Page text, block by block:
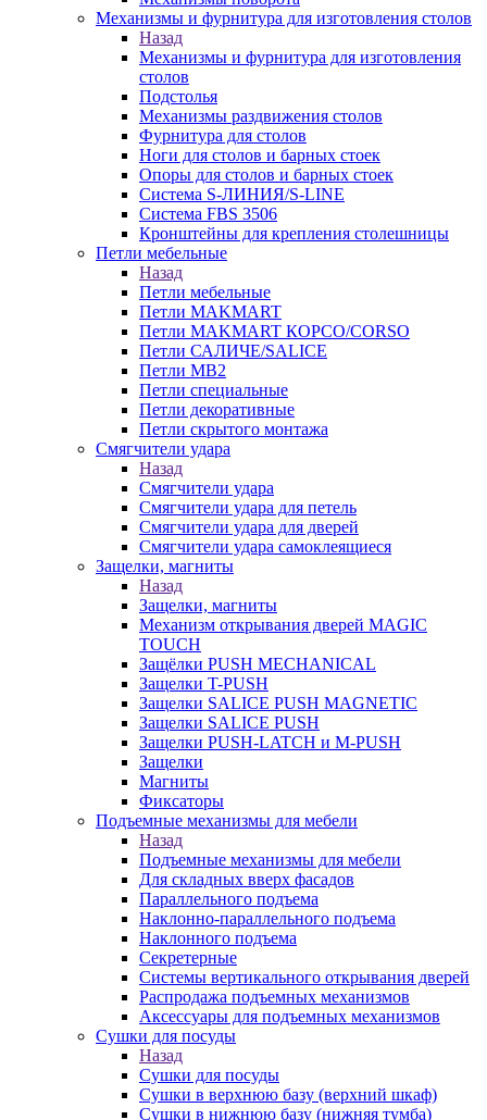
Механизмы и фурнитура для изготовления столов
Назад
Механизмы и фурнитура для изготовления
столов
Подстолья
Механизмы раздвижения столов
Фурнитура для столов
Ноги для столов и барных стоек
Опоры для столов и барных стоек
Система S-ЛИНИЯ/S-LINE
Система FBS 3506
Кронштейны для крепления столешницы
Петли мебельные
Назад
Петли мебельные
Петли MAKMART
Петли MAKMART КОРСО/CORSO
Петли САЛИЧЕ/SALICE
Петли MB2
Петли специальные
Петли декоративные
Петли скрытого монтажа
Смягчители удара
Назад
Смягчители удара
Смягчители удара для петель
Смягчители удара для дверей
Cмягчители удара самоклеящиеся
Защелки, магниты
Назад
Защелки, магниты
Механизм открывания дверей MAGIC
TOUCH
Защёлки PUSH MECHANICAL
Защелки T-PUSH
Защелки SALICE PUSH MAGNETIC
Защелки SALICE PUSH
Защелки PUSH-LATCH и M-PUSH
Защелки
Магниты
Фиксаторы
Подъемные механизмы для мебели
Назад
Подъемные механизмы для мебели
Для складных вверх фасадов
Параллельного подъема
Наклонно-параллельного подъема
Наклонного подъема
Секретерные
Системы вертикального открывания дверей
Распродажа подъемных механизмов
Аксессуары для подъемных механизмов
Сушки для посуды
Назад
Сушки для посуды
Сушки в верхнюю базу (верхний шкаф)
Сушки в нижнюю базу (нижняя тумба)